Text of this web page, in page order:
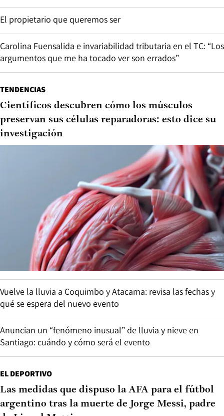
El propietario que queremos ser
Carolina Fuensalida e invariabilidad tributaria en el TC: “Los
argumentos que me ha tocado ver son errados”
TENDENCIAS
Científicos descubren cómo los músculos
preservan sus células reparadoras: esto dice su
investigación
Vuelve la lluvia a Coquimbo y Atacama: revisa las fechas y
qué se espera del nuevo evento
Anuncian un “fenómeno inusual” de lluvia y nieve en
Santiago: cuándo y cómo será el evento
EL DEPORTIVO
Las medidas que dispuso la AFA para el fútbol
argentino tras la muerte de Jorge Messi, padre